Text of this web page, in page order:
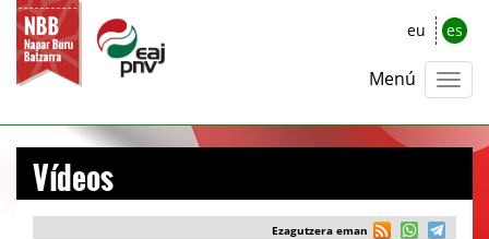
eu es
Menú
Vídeos
Ezagutzera eman